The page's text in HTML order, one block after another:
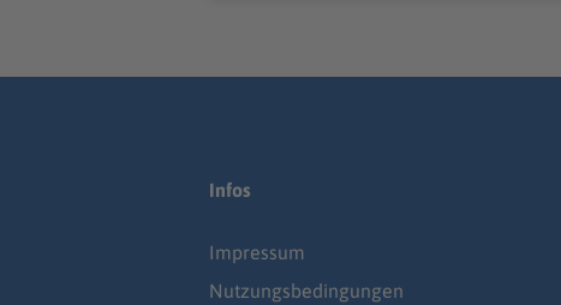
Infos
Impressum
Nutzungsbedingungen